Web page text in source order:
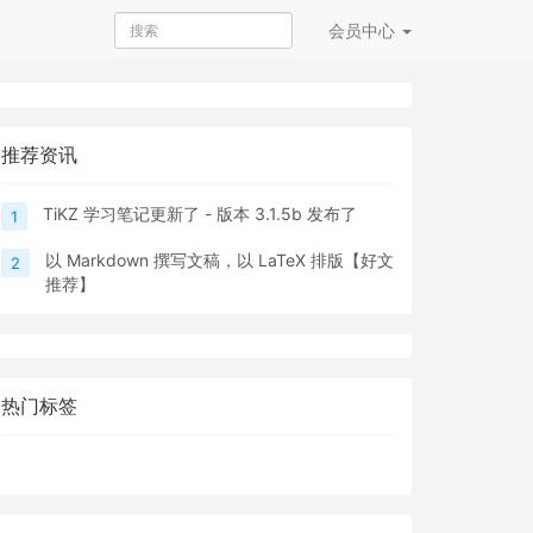
会员中心
推荐资讯
1 TiKZ 学习笔记更新了 - 版本 3.1.5b 发布了
2
以 Markdown 撰写文稿，以 LaTeX 排版【好文
推荐】
热门标签